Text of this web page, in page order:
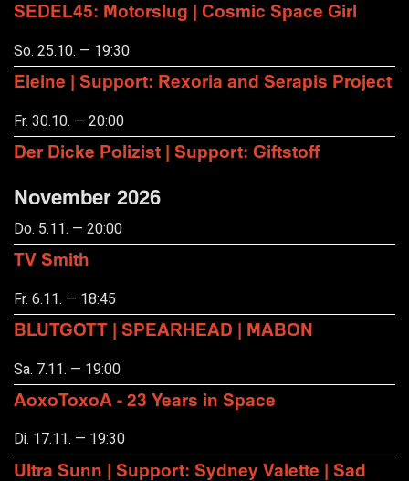
SEDEL45: Motorslug | Cosmic Space Girl
So. 25.10. — 19:30
Eleine | Support: Rexoria and Serapis Project
Fr. 30.10. — 20:00
Der Dicke Polizist | Support: Giftstoff
November 2026
Do. 5.11. — 20:00
TV Smith
Fr. 6.11. — 18:45
BLUTGOTT | SPEARHEAD | MABON
Sa. 7.11. — 19:00
AoxoToxoA - 23 Years in Space
Di. 17.11. — 19:30
Ultra Sunn | Support: Sydney Valette | Sad